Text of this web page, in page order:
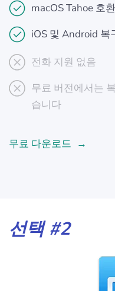
macOS Tahoe 호
iOS 및 Android 복
전화 지원 없음
무료 버전에서는
습니다
무료 다운로드
선택 #2